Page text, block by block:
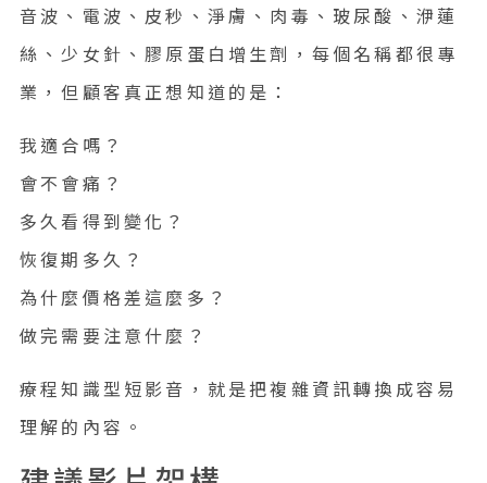
音波、電波、皮秒、淨膚、肉毒、玻尿酸、洢蓮
絲、少女針、膠原蛋白增生劑，每個名稱都很專
業，但顧客真正想知道的是：
我適合嗎？
會不會痛？
多久看得到變化？
恢復期多久？
為什麼價格差這麼多？
做完需要注意什麼？
療程知識型短影音，就是把複雜資訊轉換成容易
理解的內容。